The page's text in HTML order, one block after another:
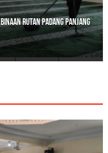
Rutan Padang Panjang